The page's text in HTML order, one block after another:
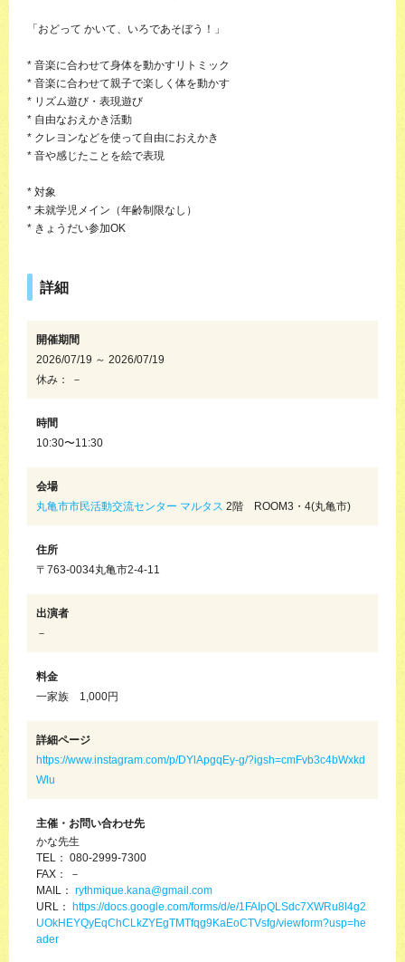
「おどって かいて、いろであそぼう！」
* 音楽に合わせて身体を動かすリトミック
* 音楽に合わせて親子で楽しく体を動かす
* リズム遊び・表現遊び
* 自由なおえかき活動
* クレヨンなどを使って自由におえかき
* 音や感じたことを絵で表現
* 対象
* 未就学児メイン（年齢制限なし）
* きょうだい参加OK
詳細
開催期間
2026/07/19 ～ 2026/07/19
休み： －
時間
10:30〜11:30
会場
丸亀市市民活動交流センター マルタス 2階 ROOM3・4(丸亀市)
住所
〒763-0034丸亀市2-4-11
出演者
－
料金
一家族 1,000円
詳細ページ
https://www.instagram.com/p/DYlApgqEy-g/?igsh=cmFvb3c4bWxkd
Wlu
主催・お問い合わせ先
かな先生
TEL： 080-2999-7300
FAX： －
MAIL： rythmique.kana@gmail.com
URL： https://docs.google.com/forms/d/e/1FAIpQLSdc7XWRu8l4g2
UOkHEYQyEqChCLkZYEgTMTfqg9KaEoCTVsfg/viewform?usp=he
ader